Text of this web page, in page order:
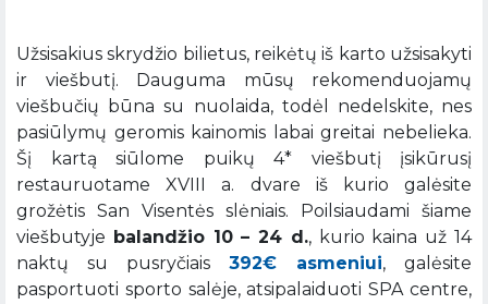
Užsisakius skrydžio bilietus, reikėtų iš karto užsisakyti
ir viešbutį. Dauguma mūsų rekomenduojamų
viešbučių būna su nuolaida, todėl nedelskite, nes
pasiūlymų geromis kainomis labai greitai nebelieka.
Šį kartą siūlome puikų 4* viešbutį įsikūrusį
restauruotame XVIII a. dvare iš kurio galėsite
grožėtis San Visentės slėniais. Poilsiaudami šiame
viešbutyje balandžio 10 – 24 d., kurio kaina už 14
naktų su pusryčiais 392€ asmeniui, galėsite
pasportuoti sporto salėje, atsipalaiduoti SPA centre,